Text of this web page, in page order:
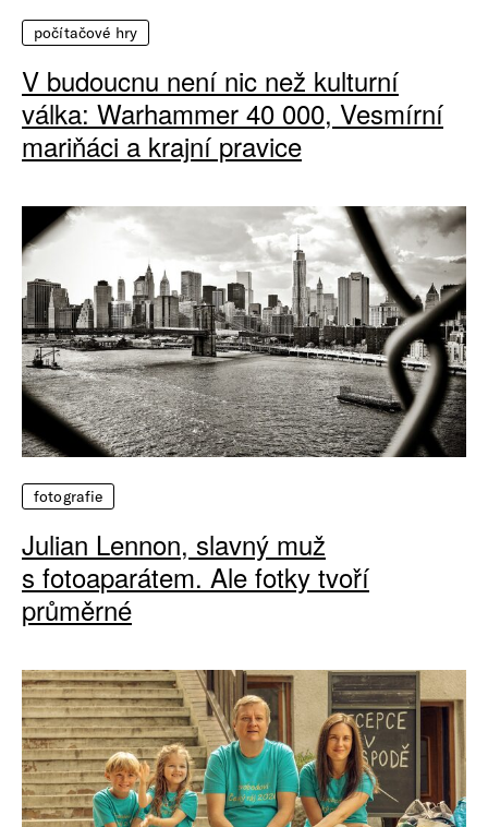
počítačové hry
V budoucnu není nic než kulturní
válka: Warhammer 40 000, Vesmírní
mariňáci a krajní pravice
fotografie
Julian Lennon, slavný muž
s fotoaparátem. Ale fotky tvoří
průměrné